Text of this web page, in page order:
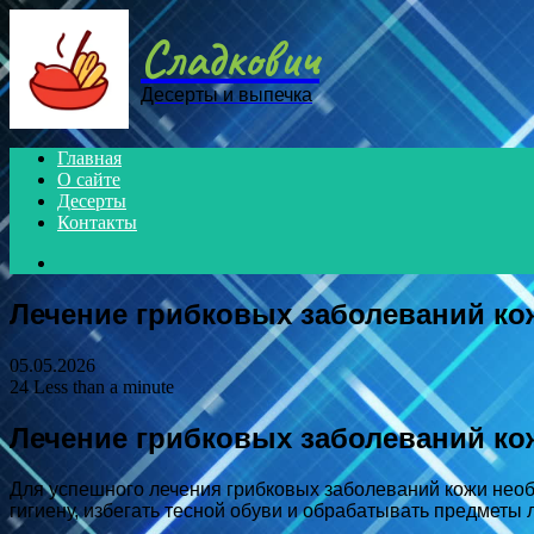
Сладкович
Десерты и выпечка
Главная
О сайте
Десерты
Контакты
for
Лечение грибковых заболеваний
05.05.2026
24Less than a minute
Лечение грибковых заболеваний
Для успешного лечения грибковых заболеваний кожи
гигиену, избегать тесной обуви и обрабатывать предметы